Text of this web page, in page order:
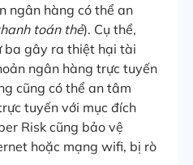
ngân hàng có thể an
toán thẻ). Cụ thể,
ba gây ra thiệt hại tài
ngân hàng trực tuyến
cũng có thể an tâm
tuyến với mục đích
Risk cũng bảo vệ
hoặc mạng wifi, bị rò